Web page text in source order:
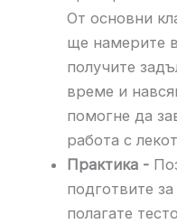
От основни
ще намерите
получите
време и
помогне да
работа с
Практика -
подготвите
полагате